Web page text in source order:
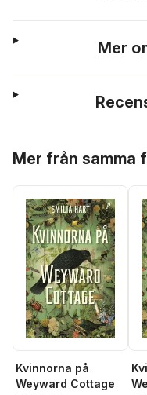
Mer
Mer från samma
Kvinnorna på
Weyward Cottage